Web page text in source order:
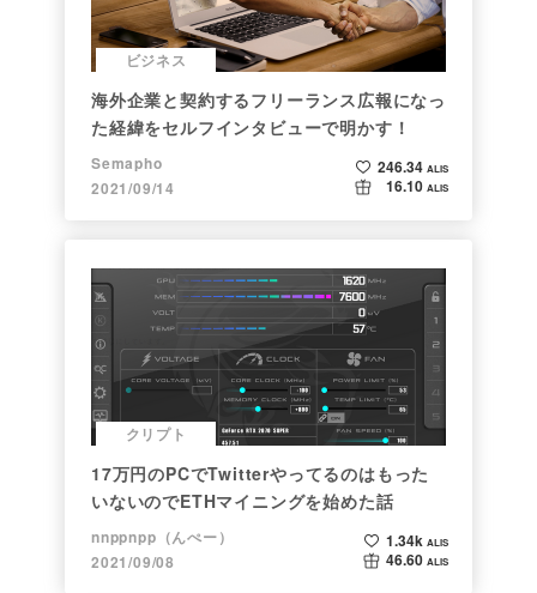
ビジネス
海外企業と契約するフリーランス広報になっ
た経緯をセルフインタビューで明かす！
Semapho
2021/09/14
246.34 ALIS
16.10 ALIS
クリプト
17万円のPCでTwitterやってるのはもった
いないのでETHマイニングを始めた話
nnppnpp（んぺー）
2021/09/08
1.34k ALIS
46.60 ALIS